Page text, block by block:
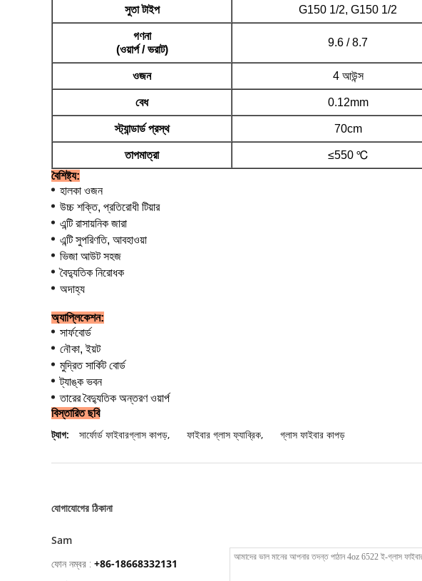
সুতা টাইপ G150 1/2, G150 1/2
গণনা
(ওয়ার্প / ভরাট)
9.6 / 8.7
ওজন 4 আউন্স
বেধ 0.12mm
স্ট্যান্ডার্ড প্রস্থ 70cm
তাপমাত্রা
≤550 ℃
বৈশিষ্ট্য:
হালকা ওজন
উচ্চ শক্তি, প্রতিরোধী টিয়ার
এন্টি রাসায়নিক জারা
এন্টি সুপরিণতি, আবহাওয়া
ভিজা আউট সহজ
বৈদ্যুতিক নিরোধক
অদাহ্য
অ্যাপ্লিকেশন:
সার্ফবোর্ড
নৌকা, ইয়ট
মুদ্রিত সার্কিট বোর্ড
ট্যাঙ্ক ভবন
তারের বৈদ্যুতিক অন্তরণ ওয়ার্প
বিস্তারিত ছবি
ট্যাগ: সার্ফোর্ড ফাইবারগ্লাস কাপড়, ফাইবার গ্লাস ফ্যাব্রিক, গ্লাস ফাইবার কাপড়
যোগাযোগের ঠিকানা
Sam
ফোন নম্বর : +86-18668332131